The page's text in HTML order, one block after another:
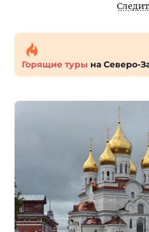
Горящие туры на Северо-